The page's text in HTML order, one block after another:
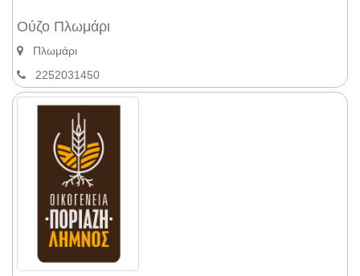
Ούζο Πλωμάρι
Πλωμάρι
2252031450